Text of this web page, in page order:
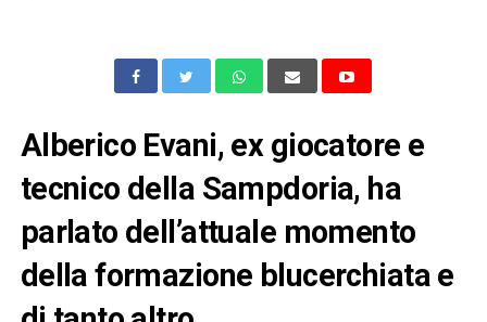
Alberico Evani, ex giocatore e
tecnico della Sampdoria, ha
parlato dell’attuale momento
della formazione blucerchiata e